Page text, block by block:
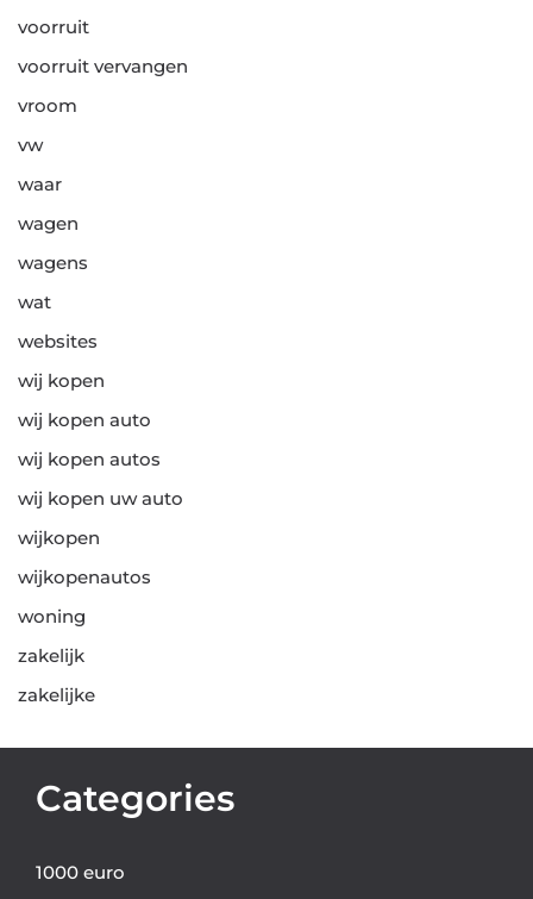
voorruit
voorruit vervangen
vroom
vw
waar
wagen
wagens
wat
websites
wij kopen
wij kopen auto
wij kopen autos
wij kopen uw auto
wijkopen
wijkopenautos
woning
zakelijk
zakelijke
Categories
1000 euro